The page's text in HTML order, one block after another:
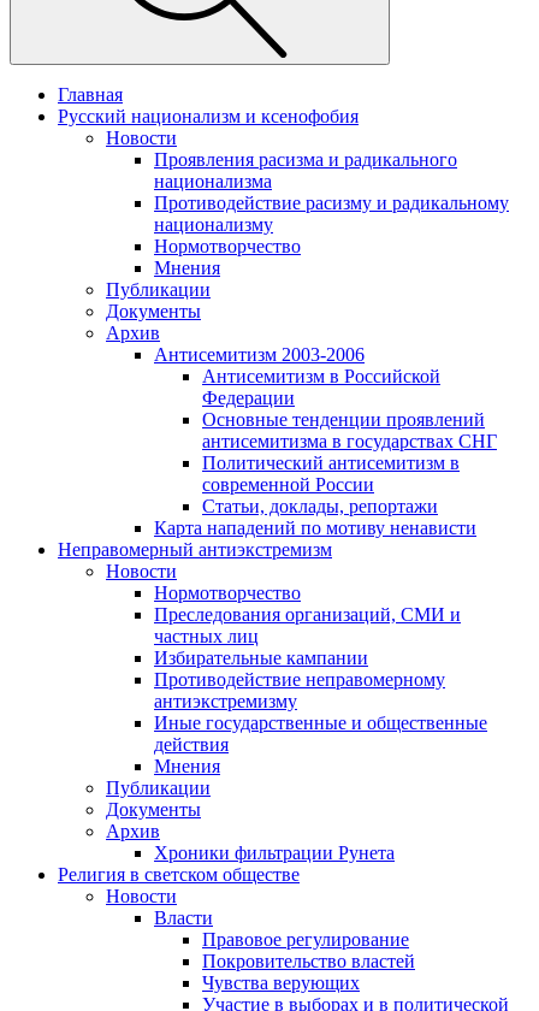
Главная
Русский национализм и ксенофобия
Новости
Проявления расизма и радикального
национализма
Противодействие расизму и радикальному
национализму
Нормотворчество
Мнения
Публикации
Документы
Архив
Антисемитизм 2003-2006
Антисемитизм в Российской
Федерации
Основные тенденции проявлений
антисемитизма в государствах СНГ
Политический антисемитизм в
современной России
Статьи, доклады, репортажи
Карта нападений по мотиву ненависти
Неправомерный антиэкстремизм
Новости
Нормотворчество
Преследования организаций, СМИ и
частных лиц
Избирательные кампании
Противодействие неправомерному
антиэкстремизму
Иные государственные и общественные
действия
Мнения
Публикации
Документы
Архив
Хроники фильтрации Рунета
Религия в светском обществе
Новости
Власти
Правовое регулирование
Покровительство властей
Чувства верующих
Участие в выборах и в политической